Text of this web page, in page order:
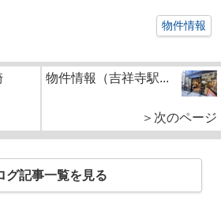
物件情報
物件情報（吉祥寺駅...
＞次のページ
グ記事一覧を見る